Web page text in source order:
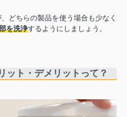
どちらの製品を使う場合も少なく
を洗浄するようにしましょう。
ット・デメリットって？